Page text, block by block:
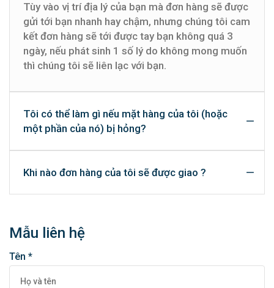
Tùy vào vị trí địa lý của bạn mà đơn hàng sẽ được
gửi tới bạn nhanh hay chậm, nhưng chúng tôi cam
kết đơn hàng sẽ tới được tay bạn không quá 3
ngày, nếu phát sinh 1 số lý do không mong muốn
thì chúng tôi sẽ liên lạc với bạn.
Tôi có thể làm gì nếu mặt hàng của tôi (hoặc
một phần của nó) bị hỏng?
Khi nào đơn hàng của tôi sẽ được giao ?
Mẫu liên hệ
Tên *